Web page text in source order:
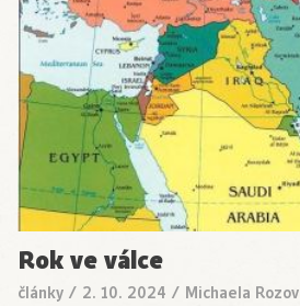
Rok ve válce
články / 2. 10. 2024 / Michaela Rozov